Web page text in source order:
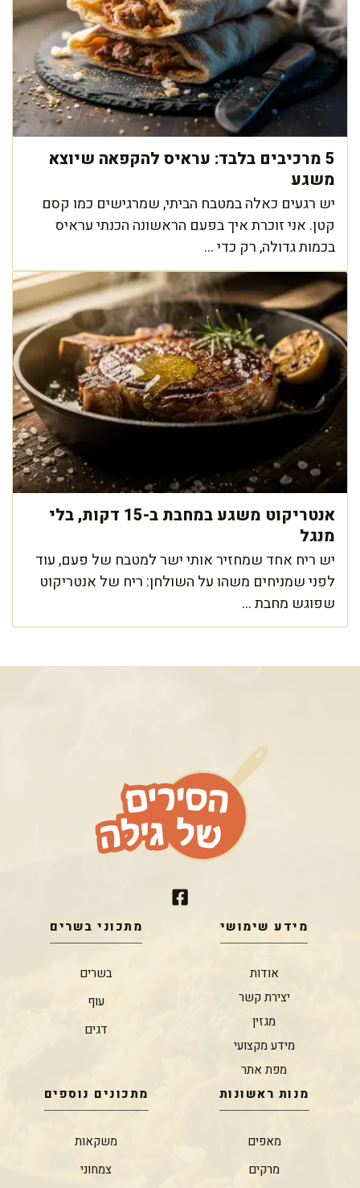
5 מרכיבים בלבד: עראיס להקפאה שיוצא
משגע
יש רגעים כאלה במטבח הביתי, שמרגישים כמו קסם
קטן. אני זוכרת איך בפעם הראשונה הכנתי עראיס
בכמות גדולה, רק כדי ...
אנטריקוט משגע במחבת ב-15 דקות, בלי
מנגל
יש ריח אחד שמחזיר אותי ישר למטבח של פעם, עוד
לפני שמניחים משהו על השולחן: ריח של אנטריקוט
שפוגש מחבת ...
מידע שימושי
אודות
יצירת קשר
מגזין
מידע מקצועי
מפת אתר
מתכוני בשרים
בשרים
עוף
דגים
מנות ראשונות
מאפים
מרקים
מתכונים נוספים
משקאות
צמחוני